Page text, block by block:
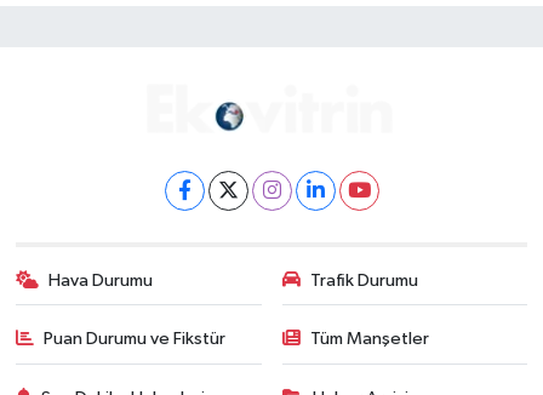
Hava Durumu Trafik Durumu
Puan Durumu ve Fikstür Tüm Manşetler